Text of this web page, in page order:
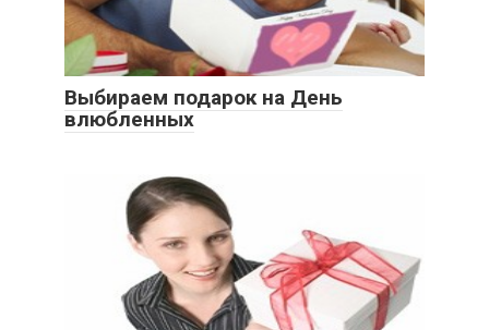
Выбираем подарок на День
влюбленных